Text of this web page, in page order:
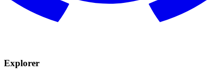
Explorer